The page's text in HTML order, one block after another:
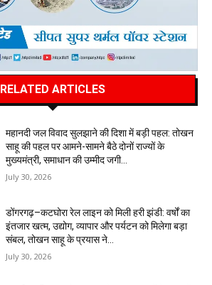
RELATED ARTICLES
महानदी जल विवाद सुलझाने की दिशा में बड़ी पहल: तोखन
साहू की पहल पर आमने-सामने बैठे दोनों राज्यों के
मुख्यमंत्री, समाधान की उम्मीद जगी…
July 30, 2026
डोंगरगढ़–कटघोरा रेल लाइन को मिली हरी झंडी: वर्षों का
इंतजार खत्म, उद्योग, व्यापार और पर्यटन को मिलेगा बड़ा
संबल, तोखन साहू के प्रयास ने...
July 30, 2026